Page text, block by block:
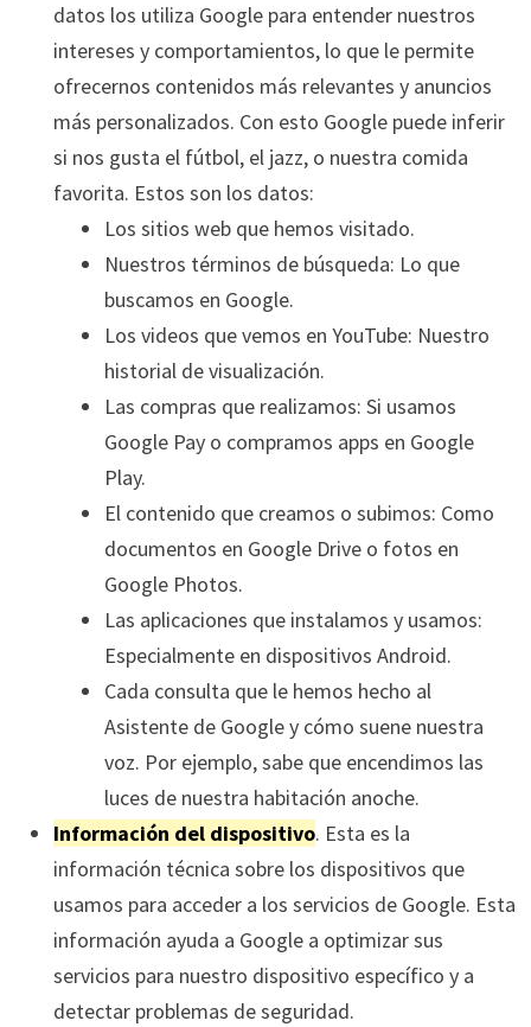
datos los utiliza Google para entender nuestros
intereses y comportamientos, lo que le permite
ofrecernos contenidos más relevantes y anuncios
más personalizados. Con esto Google puede inferir
si nos gusta el fútbol, el jazz, o nuestra comida
favorita. Estos son los datos:
Los sitios web que hemos visitado.
Nuestros términos de búsqueda: Lo que
buscamos en Google.
Los videos que vemos en YouTube: Nuestro
historial de visualización.
Las compras que realizamos: Si usamos
Google Pay o compramos apps en Google
Play.
El contenido que creamos o subimos: Como
documentos en Google Drive o fotos en
Google Photos.
Las aplicaciones que instalamos y usamos:
Especialmente en dispositivos Android.
Cada consulta que le hemos hecho al
Asistente de Google y cómo suene nuestra
voz. Por ejemplo, sabe que encendimos las
luces de nuestra habitación anoche.
Información del dispositivo. Esta es la
información técnica sobre los dispositivos que
usamos para acceder a los servicios de Google. Esta
información ayuda a Google a optimizar sus
servicios para nuestro dispositivo específico y a
detectar problemas de seguridad.